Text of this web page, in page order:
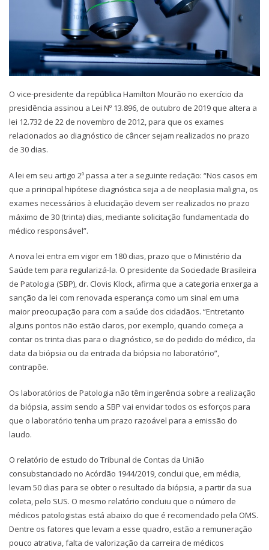
O vice-presidente da república Hamilton Mourão no exercício da
presidência assinou a Lei Nº 13.896, de outubro de 2019 que altera a
lei 12.732 de 22 de novembro de 2012, para que os exames
relacionados ao diagnóstico de câncer sejam realizados no prazo
de 30 dias.
A lei em seu artigo 2º passa a ter a seguinte redação: “Nos casos em
que a principal hipótese diagnóstica seja a de neoplasia maligna, os
exames necessários à elucidação devem ser realizados no prazo
máximo de 30 (trinta) dias, mediante solicitação fundamentada do
médico responsável”.
A nova lei entra em vigor em 180 dias, prazo que o Ministério da
Saúde tem para regularizá-la. O presidente da Sociedade Brasileira
de Patologia (SBP), dr. Clovis Klock, afirma que a categoria enxerga a
sanção da lei com renovada esperança como um sinal em uma
maior preocupação para com a saúde dos cidadãos. “Entretanto
alguns pontos não estão claros, por exemplo, quando começa a
contar os trinta dias para o diagnóstico, se do pedido do médico, da
data da biópsia ou da entrada da biópsia no laboratório”,
contrapõe.
Os laboratórios de Patologia não têm ingerência sobre a realização
da biópsia, assim sendo a SBP vai envidar todos os esforços para
que o laboratório tenha um prazo razoável para a emissão do
laudo.
O relatório de estudo do Tribunal de Contas da União
consubstanciado no Acórdão 1944/2019, conclui que, em média,
levam 50 dias para se obter o resultado da biópsia, a partir da sua
coleta, pelo SUS. O mesmo relatório concluiu que o número de
médicos patologistas está abaixo do que é recomendado pela OMS.
Dentre os fatores que levam a esse quadro, estão a remuneração
pouco atrativa, falta de valorização da carreira de médicos